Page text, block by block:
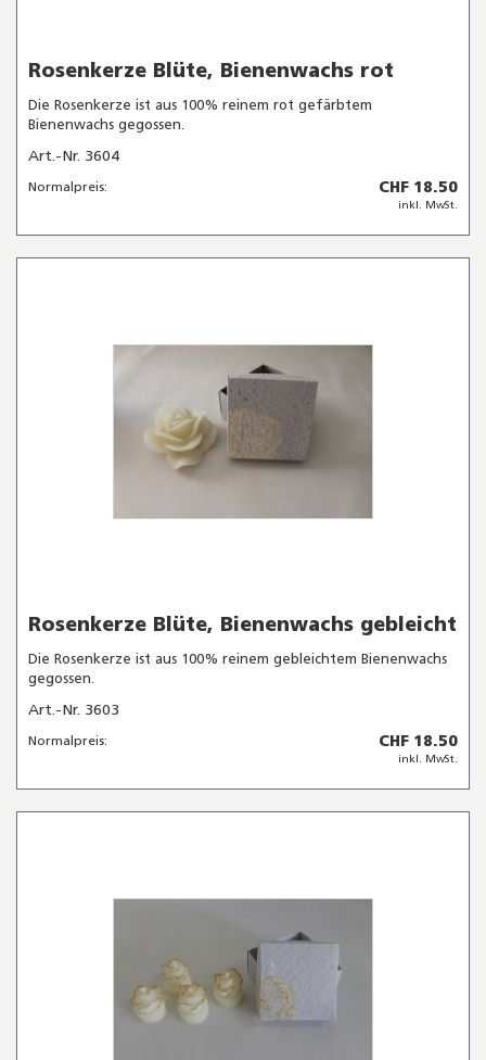
Rosenkerze Blüte, Bienenwachs rot
Die Rosenkerze ist aus 100% reinem rot gefärbtem
Bienenwachs gegossen.
Art.-Nr. 3604
Normalpreis: CHF 18.50
inkl. MwSt.
Rosenkerze Blüte, Bienenwachs gebleicht
Die Rosenkerze ist aus 100% reinem gebleichtem Bienenwachs
gegossen.
Art.-Nr. 3603
Normalpreis: CHF 18.50
inkl. MwSt.